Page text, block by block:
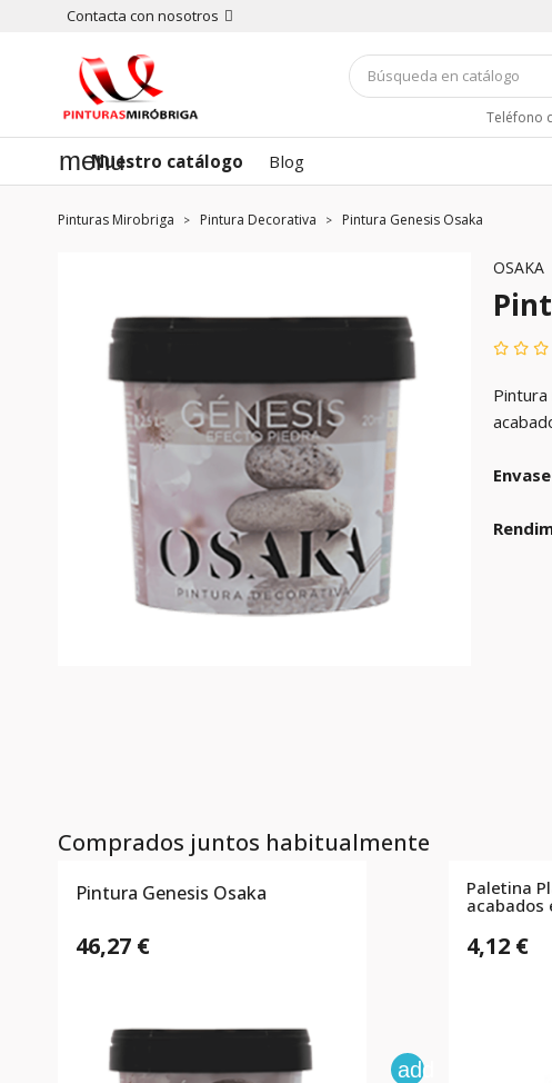
Contacta con nosotros
Teléfono
menuNuestro catálogo Blog
Pinturas Mirobriga Pintura Decorativa Pintura Genesis Osaka
OSAKA
Comprados juntos habitualmente
Pintura Genesis Osaka
46,27 €
add
Paletina
acabados
4,12 €